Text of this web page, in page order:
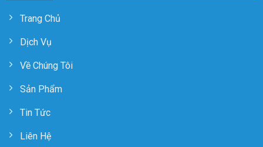
Trang Chủ
Dịch Vụ
Về Chúng Tôi
Sản Phẩm
Tin Tức
Liên Hệ